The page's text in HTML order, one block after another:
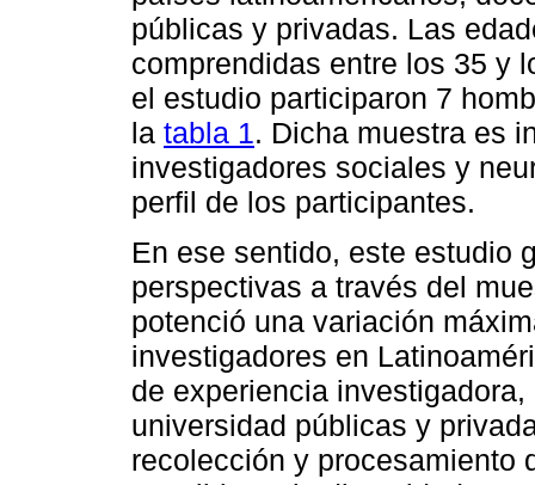
públicas y privadas. Las
comprendidas entre los 35 y
el estudio participaron 7
la tabla 1. Dicha muestra es
investigadores sociales y
perfil de los participantes.
En ese sentido, este estudio
perspectivas a través del
potenció una variación
investigadores en
de experiencia
universidad públicas y
recolección y procesamiento